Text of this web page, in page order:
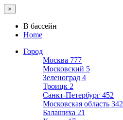
×
В бассейн
Home
Город
Москва 777
Московский 5
Зеленоград 4
Троицк 2
Санкт-Петербург 452
Московская область 342
Балашиха 21